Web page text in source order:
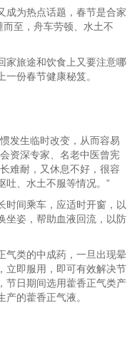
为热点话题，春节是合家
而至，舟车劳顿、水土不
旅途和饮食上又要注意哪
份春节健康秘笈。
发生临时改变，从而容易
资深专家、名老中医曾宪
难耐，又休息不好，很容
吐、水土不服等情况。”
间乘车，应适时开窗，以
坐姿，帮助血液回流，以防
类的中成药，一旦出现晕
立即服用，即可有效解决节
节日期间选用藿香正气类产
的藿香正气液。